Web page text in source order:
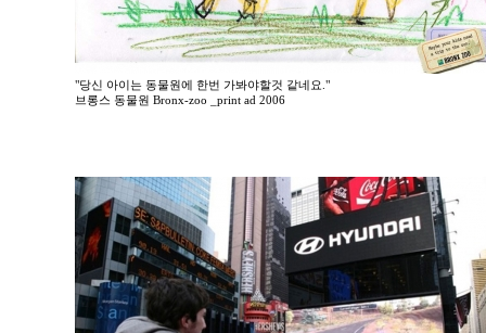
"당신 아이는 동물원에 한번 가봐야할것 같네요."
브롱스 동물원 Bronx-zoo _print ad 2006